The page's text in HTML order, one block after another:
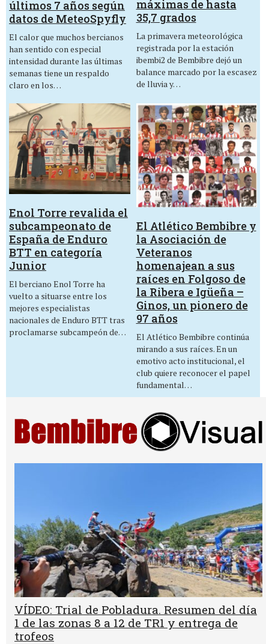
últimos 7 años según
datos de MeteoSpyfly
El calor que muchos bercianos
han sentido con especial
intensidad durante las últimas
semanas tiene un respaldo
claro en los…
máximas de hasta
35,7 grados
La primavera meteorológica
registrada por la estación
ibembi2 de Bembibre dejó un
balance marcado por la escasez
de lluvia y…
Enol Torre revalida el
subcampeonato de
España de Enduro
BTT en categoría
Junior
El berciano Enol Torre ha
vuelto a situarse entre los
mejores especialistas
nacionales de Enduro BTT tras
proclamarse subcampeón de…
El Atlético Bembibre y
la Asociación de
Veteranos
homenajean a sus
raíces en Folgoso de
la Ribera e Igüeña –
Ginos, un pionero de
97 años
El Atlético Bembibre continúa
mirando a sus raíces. En un
emotivo acto institucional, el
club quiere reconocer el papel
fundamental…
VÍDEO: Trial de Pobladura. Resumen del día
1 de las zonas 8 a 12 de TR1 y entrega de
trofeos